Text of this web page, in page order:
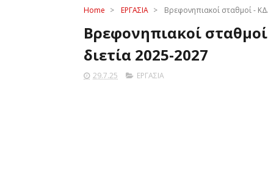
Home > ΕΡΓΑΣΙΑ > Βρεφονηπιακοί σταθμοί -
Βρεφονηπιακοί
διετία 2025-2027
29.7.25 ΕΡΓΑΣΙΑ